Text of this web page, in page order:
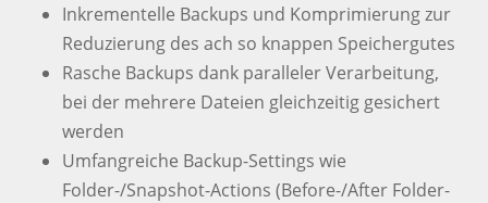
Inkrementelle Backups und Komprimierung zur
Reduzierung des ach so knappen Speichergutes
Rasche Backups dank paralleler Verarbeitung,
bei der mehrere Dateien gleichzeitig gesichert
werden
Umfangreiche Backup-Settings wie
Folder-/Snapshot-Actions (Before-/After Folder-